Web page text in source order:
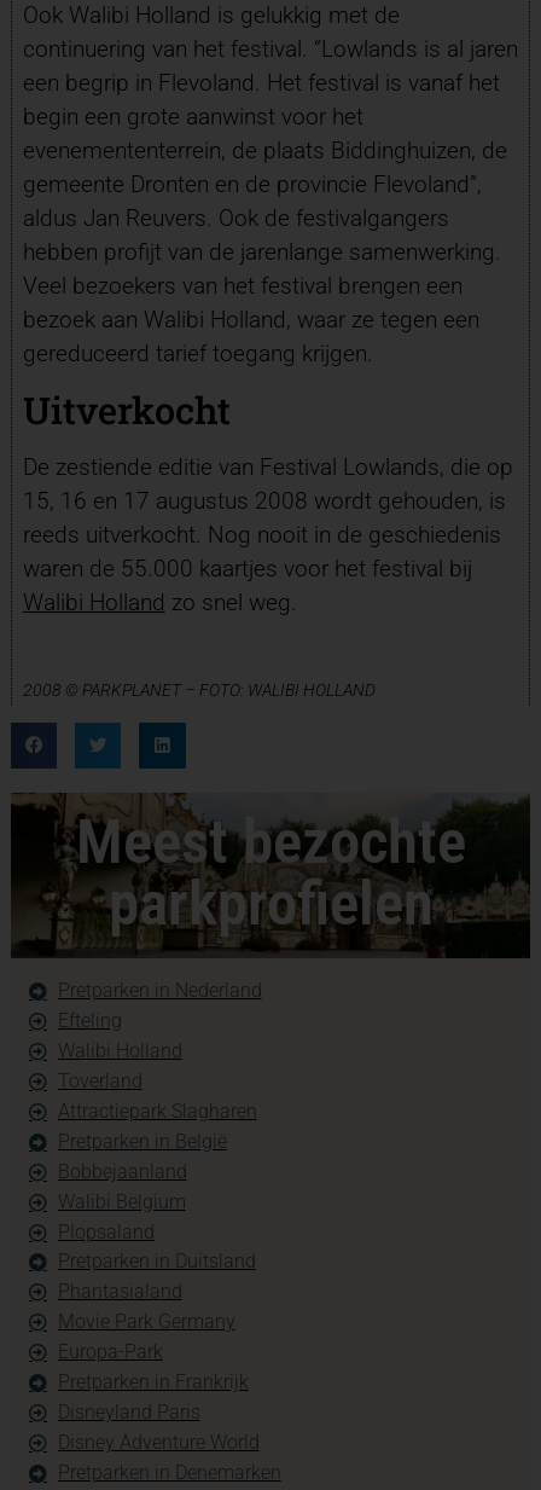
Ook Walibi Holland is gelukkig met de
continuering van het festival. “Lowlands is al jaren
een begrip in Flevoland. Het festival is vanaf het
begin een grote aanwinst voor het
evenemententerrein, de plaats Biddinghuizen, de
gemeente Dronten en de provincie Flevoland”,
aldus Jan Reuvers. Ook de festivalgangers
hebben profijt van de jarenlange samenwerking.
Veel bezoekers van het festival brengen een
bezoek aan Walibi Holland, waar ze tegen een
gereduceerd tarief toegang krijgen.
Uitverkocht
De zestiende editie van Festival Lowlands, die op
15, 16 en 17 augustus 2008 wordt gehouden, is
reeds uitverkocht. Nog nooit in de geschiedenis
waren de 55.000 kaartjes voor het festival bij
Walibi Holland zo snel weg.
2008 © PARKPLANET – FOTO: WALIBI HOLLAND
Meest bezochte
parkprofielen
Pretparken in Nederland
Efteling
Walibi Holland
Toverland
Attractiepark Slagharen
Pretparken in België
Bobbejaanland
Walibi Belgium
Plopsaland
Pretparken in Duitsland
Phantasialand
Movie Park Germany
Europa-Park
Pretparken in Frankrijk
Disneyland Paris
Disney Adventure World
Pretparken in Denemarken